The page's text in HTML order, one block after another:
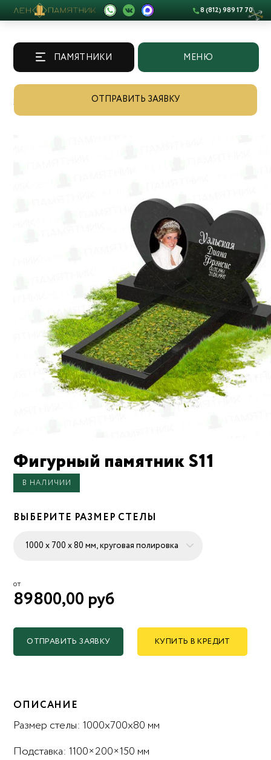
8 (812) 989 17 70
ПАМЯТНИКИ МЕНЮ
ОТПРАВИТЬ ЗАЯВКУ
Памятники Каталог/
Фигурный памятник S11
В НАЛИЧИИ
ВЫБЕРИТЕ РАЗМЕР СТЕЛЫ
от
89800,00 руб
ОТПРАВИТЬ ЗАЯВКУ КУПИТЬ В КРЕДИТ
ОПИСАНИЕ
Размер стелы: 1000x700x80 мм
Подставка: 1100×200×150 мм